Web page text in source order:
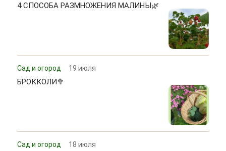
4 СПОСОБА РАЗМНОЖЕНИЯ МАЛИНЫ🌿
Сад и огород 19 июля
БРОККОЛИ🥦
Сад и огород 18 июля